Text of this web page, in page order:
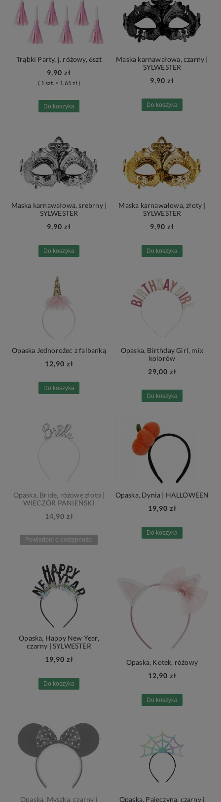
Trąbki Party, j. różowy, 6szt
9,90 zł
( 1 szt. = 1,65 zł )
Do koszyka
Maska karnawałowa, czarny |
SYLWESTER
9,90 zł
Do koszyka
Maska karnawałowa, srebrny |
SYLWESTER
9,90 zł
Do koszyka
Maska karnawałowa, złoty |
SYLWESTER
9,90 zł
Do koszyka
Opaska Jednorożec z falbanką
12,90 zł
Do koszyka
Opaska, Birthday Girl, mix
kolorów
29,00 zł
Do koszyka
Opaska, Bride, różowe złoto |
WIECZÓR PANIEŃSKI
14,90 zł
Powiadom o dostępności
Opaska, Dynia | HALLOWEEN
19,90 zł
Do koszyka
Opaska, Happy New Year,
czarny | SYLWESTER
19,90 zł
Do koszyka
Opaska, Kotek, różowy
12,90 zł
Do koszyka
Opaska, Myszka, czarny i Opaska, Pajęczyna, czarny i